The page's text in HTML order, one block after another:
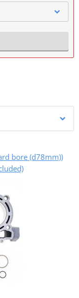
bore (d78mm))